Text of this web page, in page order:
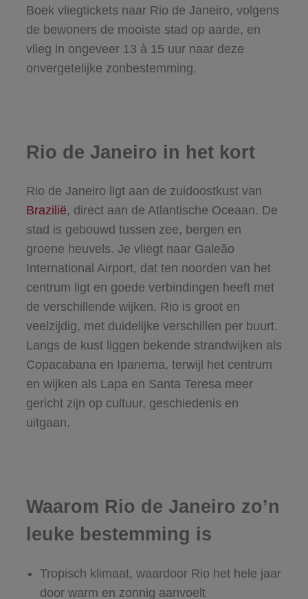
Boek vliegtickets naar Rio de Janeiro, volgens
de bewoners de mooiste stad op aarde, en
vlieg in ongeveer 13 à 15 uur naar deze
onvergetelijke zonbestemming.
Rio de Janeiro in het kort
Rio de Janeiro ligt aan de zuidoostkust van
Brazilië, direct aan de Atlantische Oceaan. De
stad is gebouwd tussen zee, bergen en
groene heuvels. Je vliegt naar Galeão
International Airport, dat ten noorden van het
centrum ligt en goede verbindingen heeft met
de verschillende wijken. Rio is groot en
veelzijdig, met duidelijke verschillen per buurt.
Langs de kust liggen bekende strandwijken als
Copacabana en Ipanema, terwijl het centrum
en wijken als Lapa en Santa Teresa meer
gericht zijn op cultuur, geschiedenis en
uitgaan.
Waarom Rio de Janeiro zo’n
leuke bestemming is
Tropisch klimaat, waardoor Rio het hele jaar
door warm en zonnig aanvoelt